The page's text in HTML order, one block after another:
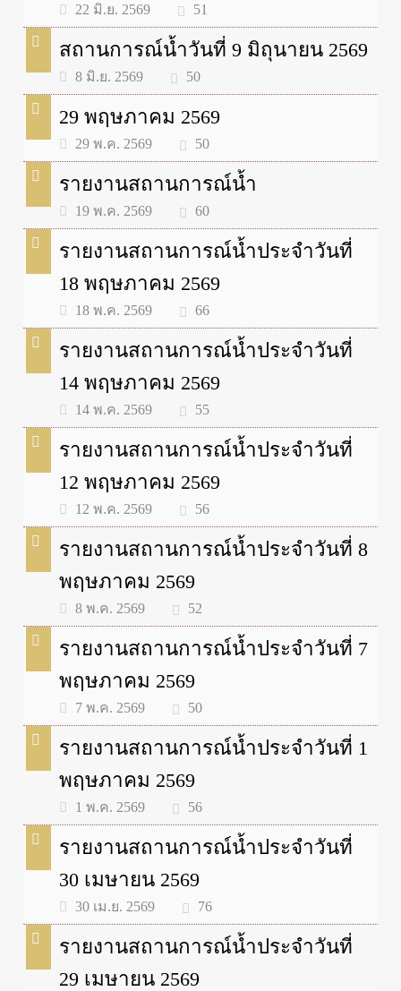
22 มิ.ย. 2569 51
สถานการณ์น้ำวันที่ 9 มิถุนายน 2569
8 มิ.ย. 2569 50
29 พฤษภาคม 2569
29 พ.ค. 2569 50
รายงานสถานการณ์น้ำ
19 พ.ค. 2569 60
รายงานสถานการณ์น้ำประจำวันที่
18 พฤษภาคม 2569
18 พ.ค. 2569 66
รายงานสถานการณ์น้ำประจำวันที่
14 พฤษภาคม 2569
14 พ.ค. 2569 55
รายงานสถานการณ์น้ำประจำวันที่
12 พฤษภาคม 2569
12 พ.ค. 2569 56
รายงานสถานการณ์น้ำประจำวันที่ 8
พฤษภาคม 2569
8 พ.ค. 2569 52
รายงานสถานการณ์น้ำประจำวันที่ 7
พฤษภาคม 2569
7 พ.ค. 2569 50
รายงานสถานการณ์น้ำประจำวันที่ 1
พฤษภาคม 2569
1 พ.ค. 2569 56
รายงานสถานการณ์น้ำประจำวันที่
30 เมษายน 2569
30 เม.ย. 2569 76
รายงานสถานการณ์น้ำประจำวันที่
29 เมษายน 2569